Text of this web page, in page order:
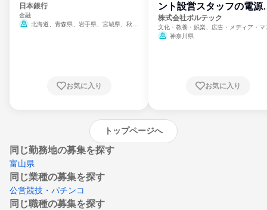
日本銀行
金融
北海道、青森県、岩手県、宮城県、秋田
崎県、熊本県、大分県、宮崎県、鹿児島県、
お気に入り
ント設営スタッフの電源
門
株式会社ボルテック
文化・教養・娯楽、広告・メディア・マ
ミ、電力・ガス・水道・エネルギー
神奈川県
お気に入り
トップページへ
同じ勤務地の募集を探す
富山県
同じ業種の募集を探す
公営競技・パチンコ
同じ職種の募集を探す